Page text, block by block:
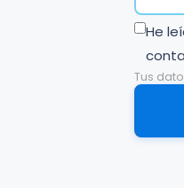
He
Tus